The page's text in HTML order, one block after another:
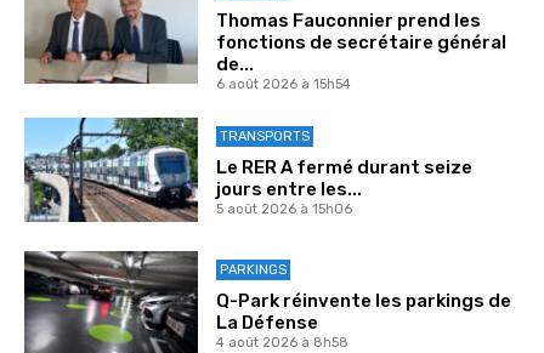
Thomas Fauconnier prend les
fonctions de secrétaire général
de...
6 août 2026 à 15h54
TRANSPORTS
Le RER A fermé durant seize
jours entre les...
5 août 2026 à 15h06
PARKINGS
Q-Park réinvente les parkings de
La Défense
4 août 2026 à 8h58